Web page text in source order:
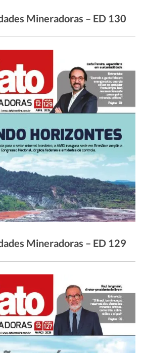
Mineradoras – ED 130
Mineradoras – ED 129